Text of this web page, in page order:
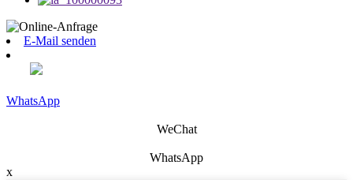
E-Mail senden
WhatsApp
WeChat
WhatsApp
x